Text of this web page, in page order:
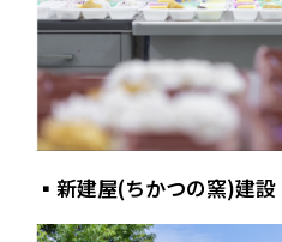
▪️ 新建屋(ちかつの窯)建設